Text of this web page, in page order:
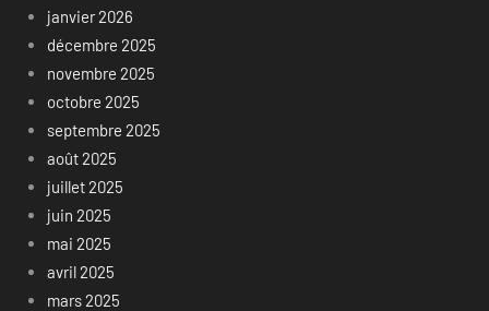
janvier 2026
décembre 2025
novembre 2025
octobre 2025
septembre 2025
août 2025
juillet 2025
juin 2025
mai 2025
avril 2025
mars 2025